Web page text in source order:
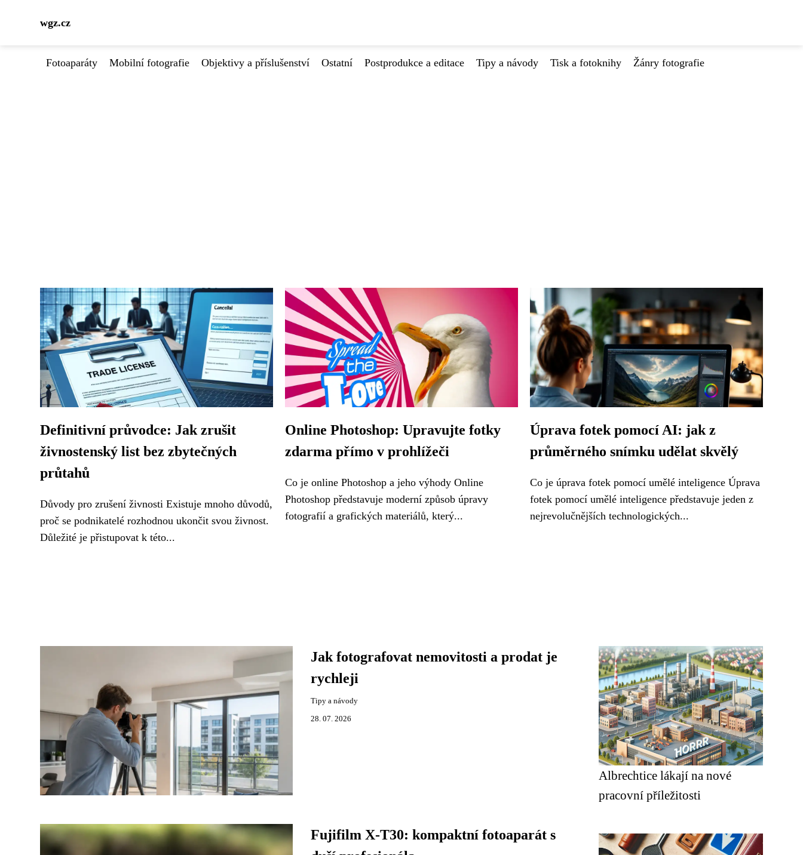
wgz.cz
Fotoaparáty Mobilní fotografie Objektivy a příslušenství Ostatní Postprodukce a editace Tipy a návody Tisk a fotoknihy Žánry fotografie
Definitivní průvodce: Jak zrušit
živnostenský list bez zbytečných
průtahů
Důvody pro zrušení živnosti Existuje mnoho důvodů,
proč se podnikatelé rozhodnou ukončit svou živnost.
Důležité je přistupovat k této...
Online Photoshop: Upravujte fotky
zdarma přímo v prohlížeči
Co je online Photoshop a jeho výhody Online
Photoshop představuje moderní způsob úpravy
fotografií a grafických materiálů, který...
Úprava fotek pomocí AI: jak z
průměrného snímku udělat skvělý
Co je úprava fotek pomocí umělé inteligence Úprava
fotek pomocí umělé inteligence představuje jeden z
nejrevolučnějších technologických...
Jak fotografovat nemovitosti a prodat je
rychleji
Tipy a návody
28. 07. 2026
Fujifilm X-T30: kompaktní fotoaparát s
Albrechtice lákají na nové
pracovní příležitosti